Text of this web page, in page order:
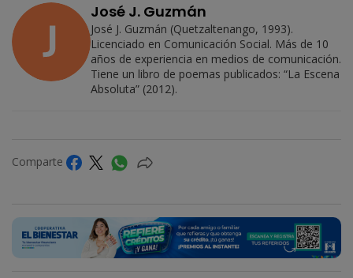
José J. Guzmán
José J. Guzmán (Quetzaltenango, 1993).
Licenciado en Comunicación Social. Más de 10
años de experiencia en medios de comunicación.
Tiene un libro de poemas publicados: “La Escena
Absoluta” (2012).
Comparte